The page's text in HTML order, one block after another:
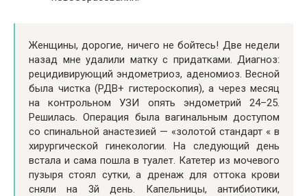
Женщины, дорогие, ничего не бойтесь! Две недели
назад мне удалили матку с придатками. Диагноз:
рецидивирующий эндометриоз, аденомиоз. Весной
была чистка (РДВ+ гистероскопия), а через месяц
на контрольном УЗИ опять эндометрий 24–25.
Решилась. Операция была вагинальным доступом
со спинальной анастезией — «золотой стандарт « в
хирургической гинекологии. На следующий день
встала и сама пошла в туалет. Катетер из мочевого
пузыря стоял сутки, а дренаж для оттока крови
сняли на 3й день. Капельницы, антибиотики,